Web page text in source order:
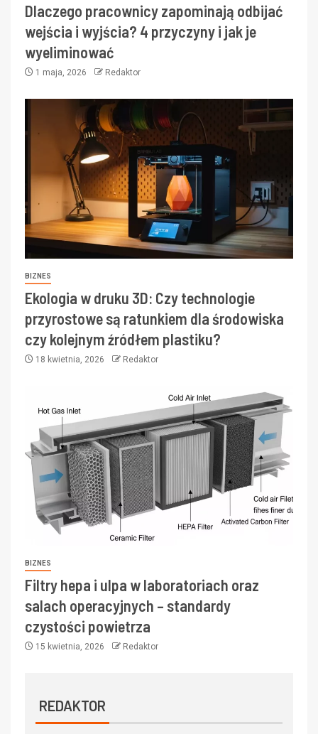
Dlaczego pracownicy zapominają odbijać
wejścia i wyjścia? 4 przyczyny i jak je
wyeliminować
1 maja, 2026 Redaktor
BIZNES
Ekologia w druku 3D: Czy technologie
przyrostowe są ratunkiem dla środowiska
czy kolejnym źródłem plastiku?
18 kwietnia, 2026 Redaktor
BIZNES
Filtry hepa i ulpa w laboratoriach oraz
salach operacyjnych – standardy
czystości powietrza
15 kwietnia, 2026 Redaktor
REDAKTOR